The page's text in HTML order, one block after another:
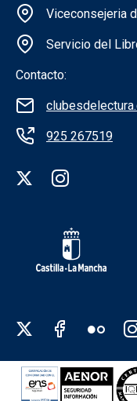
Información
Viceconsejeria
Servicio del
Contacto:
925 267519
Redes sociales
Redes sociales